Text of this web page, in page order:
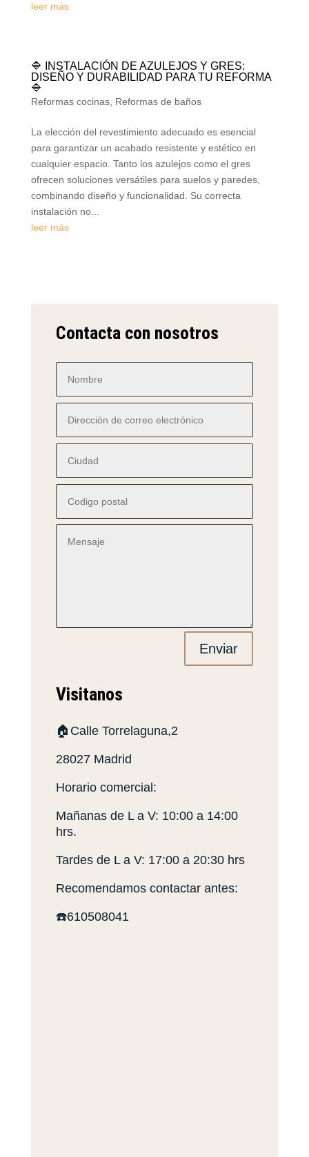
leer más
🔷 INSTALACIÓN DE AZULEJOS Y GRES:
DISEÑO Y DURABILIDAD PARA TU REFORMA
🔷
Reformas cocinas, Reformas de baños
La elección del revestimiento adecuado es esencial
para garantizar un acabado resistente y estético en
cualquier espacio. Tanto los azulejos como el gres
ofrecen soluciones versátiles para suelos y paredes,
combinando diseño y funcionalidad. Su correcta
instalación no...
leer más
Contacta con nosotros
Enviar
Visitanos
🏠Calle Torrelaguna,2
28027 Madrid
Horario comercial:
Mañanas de L a V: 10:00 a 14:00
hrs.
Tardes de L a V: 17:00 a 20:30 hrs
Recomendamos contactar antes:
☎️610508041